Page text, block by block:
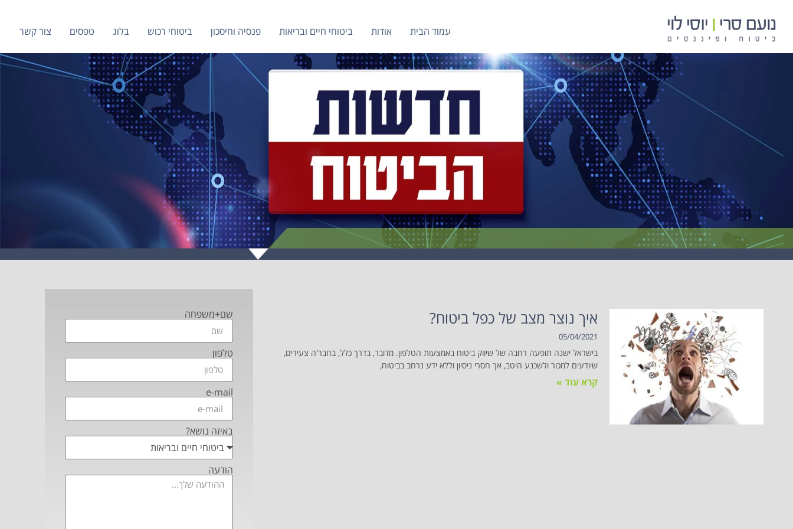
עמוד הבית אודות ביטוחי חיים ובריאות פנסיה וחיסכון ביטוחי רכוש בלוג טפסים צור קשר
איך נוצר מצב של כפל ביטוח?
05/04/2021
בישראל ישנה תופעה רחבה של שיווק ביטוח באמצעות הטלפון. מדובר, בדרך כלל, בחבר'ה צעירים,
שיודעים למכור ולשכנע היטב, אך חסרי ניסיון וללא ידע נרחב בביטוח,
קרא עוד »
שם+משפחה
טלפון
e-mail
באיזה נושא?
הודעה